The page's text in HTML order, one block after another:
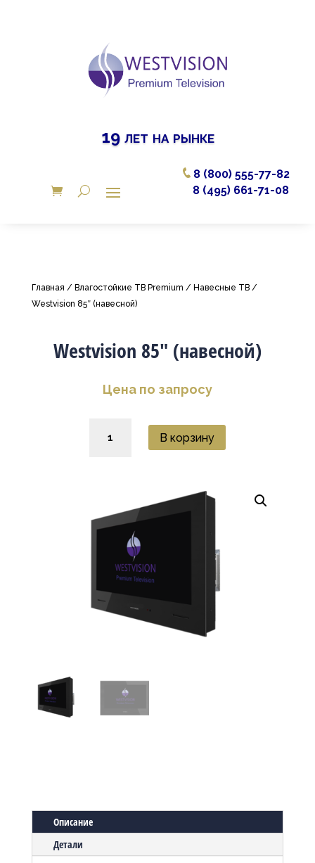
19 лет на рынке
8 (800) 555-77-82
8 (495) 661-71-08
Главная / Влагостойкие ТВ Premium / Навесные ТВ/
Westvision 85″ (навесной)
Westvision 85″ (навесной)
Цена по запросу
Количество
товара
В корзину
Описание
Детали